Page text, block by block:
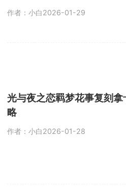
作者：小白2026-01-29
光与夜之恋羁梦花事复刻拿
略
作者：小白2026-01-28